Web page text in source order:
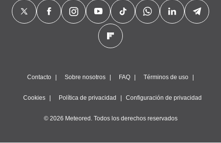
de
Contacto Sobre nosotros FAQ Términos de uso
Cookies Política de privacidad Configuración de privacidad
© 2026 Meteored. Todos los derechos reservados